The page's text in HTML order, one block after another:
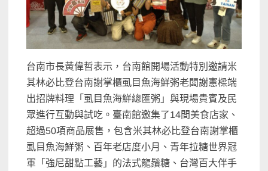
台南市長黃偉哲表示，台南館開場活動特別邀請米
其林必比登台南謝掌櫃虱目魚海鮮粥老闆謝憲樑端
出招牌料理「虱目魚海鮮總匯粥」與現場貴賓及民
眾進行互動與試吃。臺南館邀集了14間美食店家、
超過50項商品展售，包含米其林必比登台南謝掌櫃
虱目魚海鮮粥、百年老店度小月、青年拉糖世界冠
軍「強尼甜點工藝」的法式龍鬚糖、台灣百大伴手